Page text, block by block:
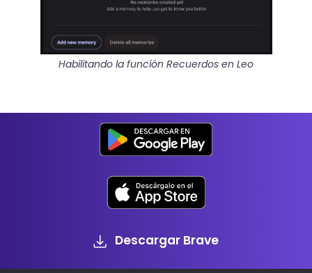
Habilitando la función Recuerdos en Leo
Descargar Brave